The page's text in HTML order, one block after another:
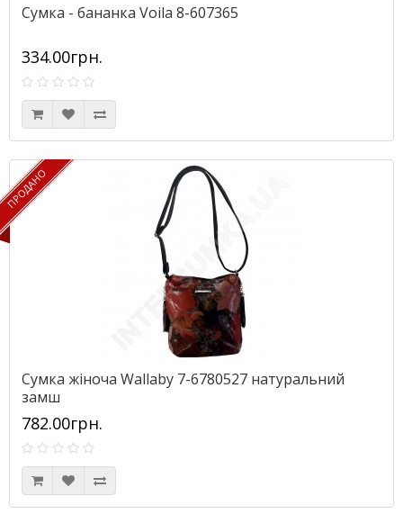
Сумка - бананка Voila 8-607365
334.00грн.
ПРОДАНО
ПРОДАНО
Сумка жіноча Wallaby 7-6780527 натуральний
замш
782.00грн.